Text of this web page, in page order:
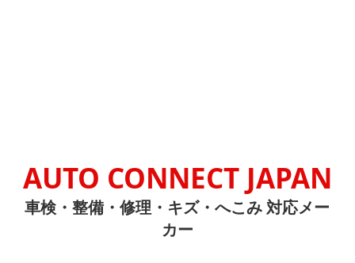
AUTO CONNECT JAPAN
車検・整備・修理・キズ・へこみ 対応メー
カー